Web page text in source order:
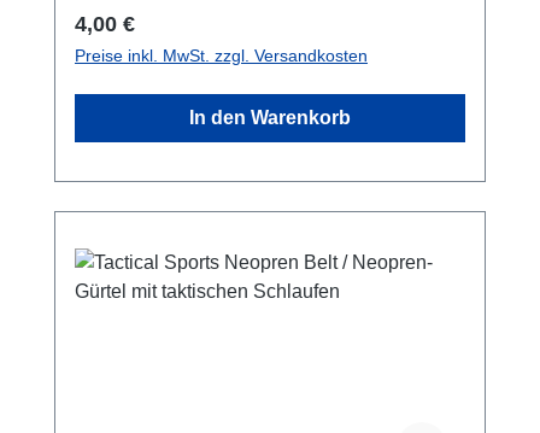
oder Taschen mit Ösen
geeignet.Sicherheitshinweis!: NICHT zum
Klettern geeignet. Geeignet für
Tragegewichte bis zu 2 kg.
Regulärer Preis:
4,00 €
Preise inkl. MwSt. zzgl. Versandkosten
In den Warenkorb